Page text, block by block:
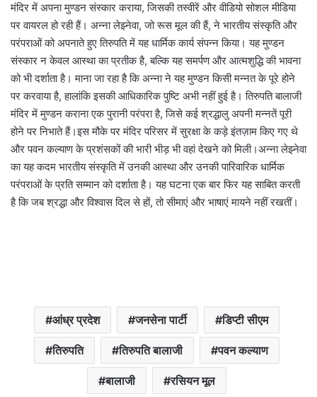
मंदिर में अपना मुण्डन संस्कार कराया, जिसकी तस्वीरें और वीडियो सोशल मीडिया
पर वायरल हो रही हैं। अन्ना लेझ्नेवा, जो रूस मूल की हैं, ने भारतीय संस्कृति और
परंपराओं को अपनाते हुए तिरुपति में यह धार्मिक कार्य संपन्न किया। यह मुण्डन
संस्कार न केवल आस्था का प्रतीक है, बल्कि यह समर्पण और आत्मशुद्धि की भावना
को भी दर्शाता है। माना जा रहा है कि अन्ना ने यह मुण्डन किसी मन्नत के पूरे होने
पर करवाया है, हालांकि इसकी आधिकारिक पुष्टि अभी नहीं हुई है। तिरुपति बालाजी
मंदिर में मुण्डन कराना एक पुरानी परंपरा है, जिसे कई श्रद्धालु अपनी मन्नतें पूरी
होने पर निभाते हैं।इस मौके पर मंदिर परिसर में सुरक्षा के कड़े इंतज़ाम किए गए थे
और पवन कल्याण के प्रशंसकों की भारी भीड़ भी वहां देखने को मिली।अन्ना लेझ्नेवा
का यह कदम भारतीय संस्कृति में उनकी आस्था और उनकी पारिवारिक धार्मिक
परंपराओं के प्रति सम्मान को दर्शाता है। यह घटना एक बार फिर यह साबित करती
है कि जब श्रद्धा और विश्वास दिल से हों, तो सीमाएं और भाषाएं मायने नहीं रखतीं।
आंध्र प्रदेश जनसेना पार्टी डिप्टी सीएम
तिरुपति तिरुपति बालाजी पवन कल्याण
बालाजी रसियन मूल